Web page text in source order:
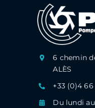
6 chemin
ALÈS
+33 (0)4 66
Du lundi